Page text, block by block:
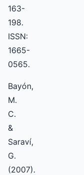
163-
198.
ISSN:
1665-
0565.
Bayón,
M.
C.
&
Saraví,
G.
(2007).